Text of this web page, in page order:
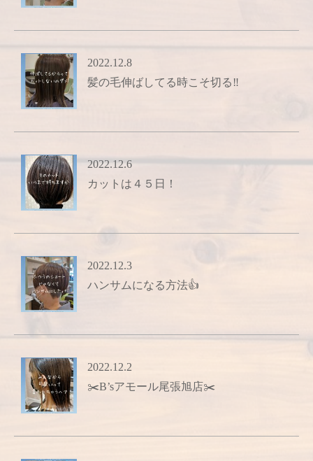
2022.12.8
髪の毛伸ばしてる時こそ切る‼️
2022.12.6
カットは４５日！
2022.12.3
ハンサムになる方法👍️
2022.12.2
✂️B’sアモール尾張旭店✂️